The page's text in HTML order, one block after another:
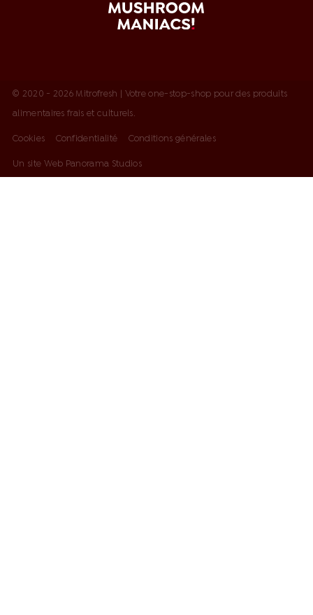
© 2020 - 2026 Mitrofresh | Votre one-stop-shop pour des produits
alimentaires frais et culturels.
Cookies Confidentialité Conditions générales
Un site Web Panorama Studios